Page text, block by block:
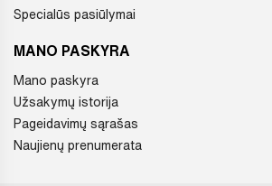
Specialūs pasiūlymai
MANO PASKYRA
Mano paskyra
Užsakymų istorija
Pageidavimų sąrašas
Naujienų prenumerata